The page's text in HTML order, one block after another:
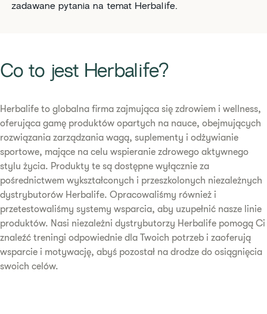
zadawane pytania na temat Herbalife.
Co to jest Herbalife?
Herbalife to globalna firma zajmująca się zdrowiem i wellness,
oferująca gamę produktów opartych na nauce, obejmujących
rozwiązania zarządzania wagą, suplementy i odżywianie
sportowe, mające na celu wspieranie zdrowego aktywnego
stylu życia. Produkty te są dostępne wyłącznie za
pośrednictwem wykształconych i przeszkolonych niezależnych
dystrybutorów Herbalife. Opracowaliśmy również i
przetestowaliśmy systemy wsparcia, aby uzupełnić nasze linie
produktów. Nasi niezależni dystrybutorzy Herbalife pomogą Ci
znaleźć treningi odpowiednie dla Twoich potrzeb i zaoferują
wsparcie i motywację, abyś pozostał na drodze do osiągnięcia
swoich celów.